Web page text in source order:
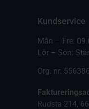
Kundservice
Mån – Fre:
Lör – Sön:
Org. nr.
Rudsta 214,